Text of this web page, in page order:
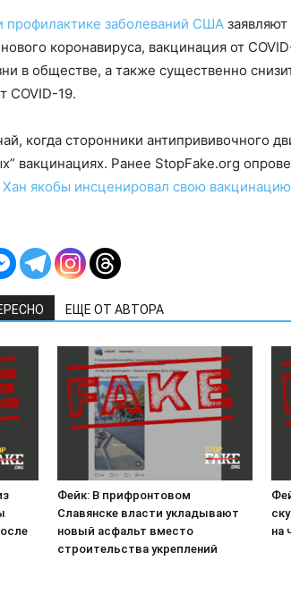
профилактике заболеваний США
нового коронавируса, вакцинация от
в обществе, а также существенно
COVID-19.
когда сторонники антипрививочного
вакцинациях. Ранее StopFake.org
якобы инсценировал свою
ЕЩЕ ОТ АВТОРА
Фейк: В прифронтовом
Славянске власти укладывают
новый асфальт вместо
строительства укреплений
на